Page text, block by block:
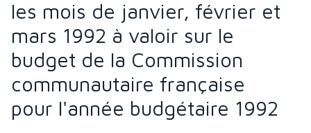
les mois de janvier, février et
mars 1992 à valoir sur le
budget de la Commission
communautaire française
pour l'année budgétaire 1992